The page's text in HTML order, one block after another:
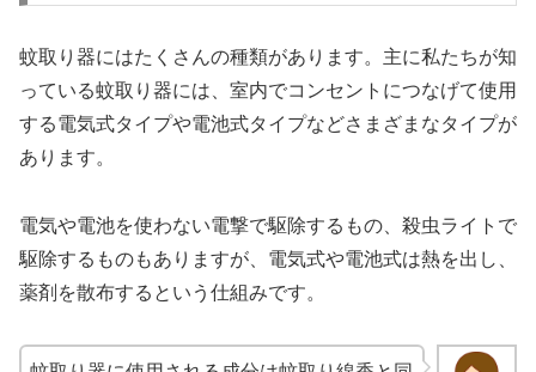
蚊取り器にはたくさんの種類があります。主に私たちが知
っている蚊取り器には、室内でコンセントにつなげて使用
する電気式タイプや電池式タイプなどさまざまなタイプが
あります。
電気や電池を使わない電撃で駆除するもの、殺虫ライトで
駆除するものもありますが、 電気式や電池式は熱を出し、
薬剤を散布するという仕組みです。